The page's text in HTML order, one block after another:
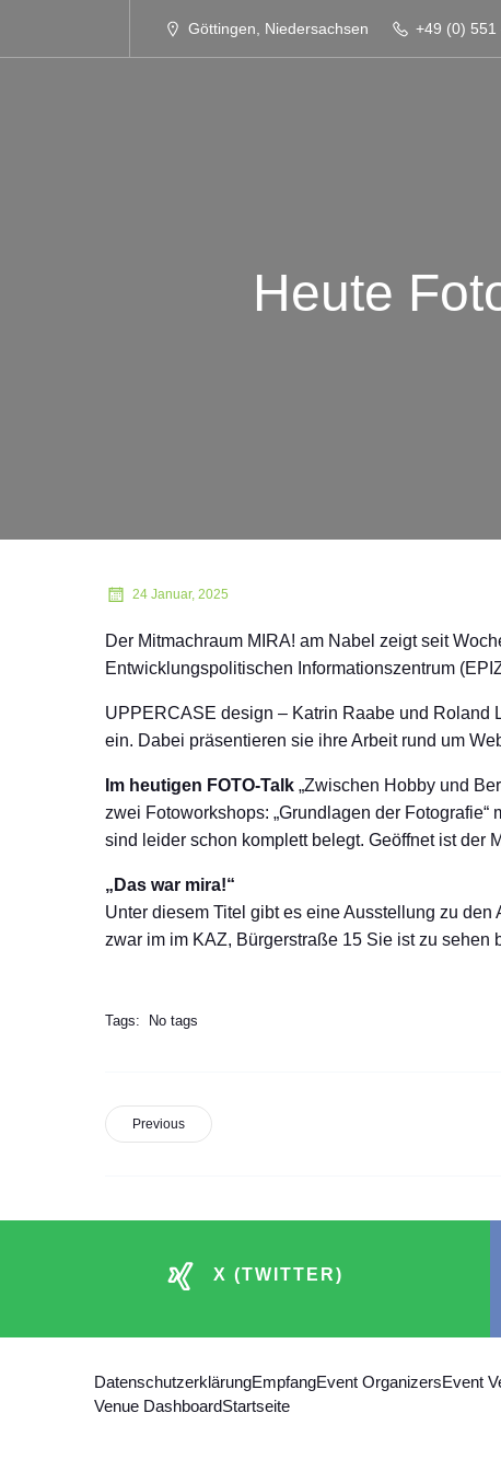
Göttingen, Niedersachsen +49 (0) 551
Heute
24 Januar, 2025
Der Mitmachraum MIRA! am Nabel zeigt seit
Entwicklungspolitischen Informationszentrum
UPPERCASE design – Katrin Raabe und Roland
ein. Dabei präsentieren sie ihre Arbeit rund um
Im heutigen FOTO-Talk „Zwischen Hobby und
zwei Fotoworkshops: „Grundlagen der
sind leider schon komplett belegt. Geöffnet ist der
„Das war mira!“
Unter diesem Titel gibt es eine Ausstellung zu
zwar im im KAZ, Bürgerstraße 15 Sie ist zu sehen
Tags: No tags
Previous
X (TWITTER)
DatenschutzerklärungEmpfangEvent OrganizersEvent
Venue DashboardStartseite